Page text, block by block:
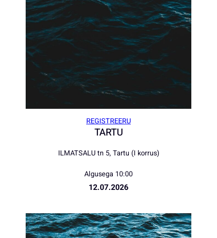
REGISTREERU
TARTU
ILMATSALU tn 5, Tartu (I korrus)
Algusega 10:00
12.07.2026